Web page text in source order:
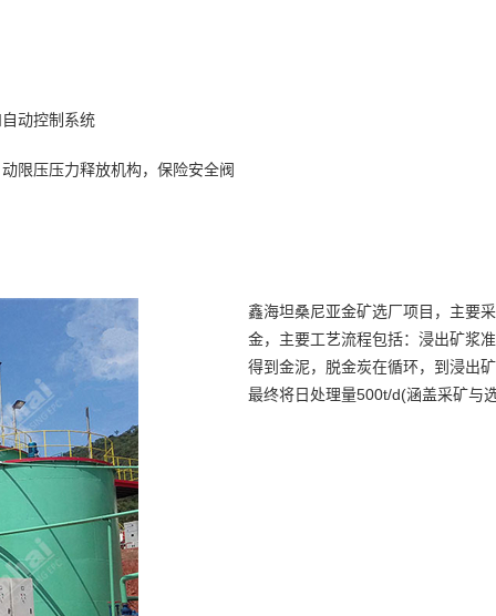
动控制系统
限压压力释放机构，保险安全阀
鑫海坦桑尼亚金矿选厂项目，主要
金，主要工艺流程包括：浸出矿浆
得到金泥，脱金炭在循环，到浸出
最终将日处理量500t/d(涵盖采矿与